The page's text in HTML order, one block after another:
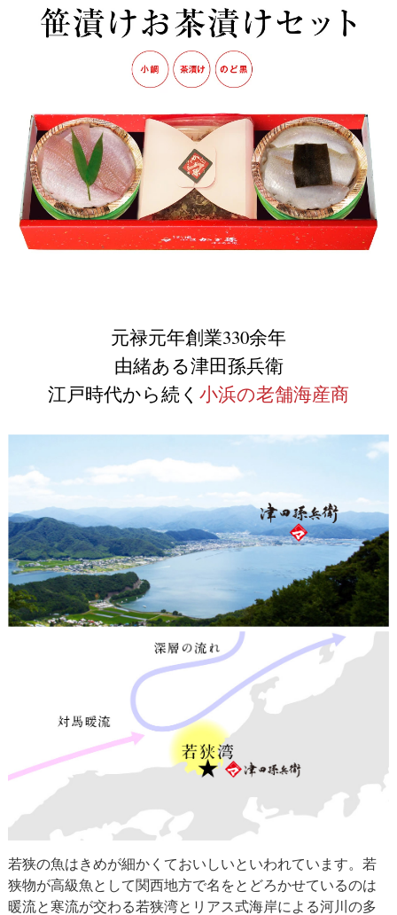
元禄元年創業330余年
由緒ある津田孫兵衛
江戸時代から続く 小浜の老舗海産商
若狭の魚はきめが細かくておいしいといわれています。若
狭物が高級魚として関西地方で名をとどろかせているのは
暖流と寒流が交わる若狭湾とリアス式海岸による河川の多